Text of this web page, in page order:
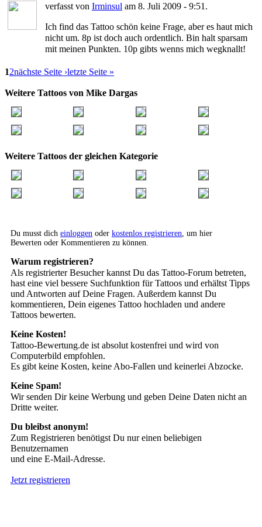
verfasst von Irminsul am 8. Juli 2009 - 9:51.
Ich find das Tattoo schön keine Frage, aber es haut mich
nicht um. 8p ist doch auch ordentlich. Bin halt sparsam
mit meinen Punkten. 10p gibts wenns mich wegknallt!
12nächste Seite ›letzte Seite »
Weitere Tattoos von Mike Dargas
Weitere Tattoos der gleichen Kategorie
Du musst dich einloggen oder kostenlos registrieren , um hier
Bewerten oder Kommentieren zu können.
Warum registrieren?
Als registrierter Besucher kannst Du das Tattoo-Forum betreten,
hast eine viel bessere Suchfunktion für Tattoos und erhältst Tipps
und Antworten auf Deine Fragen. Außerdem kannst Du
kommentieren, Dein eigenes Tattoo hochladen und andere
Tattoos bewerten.
Keine Kosten!
Tattoo-Bewertung.de ist absolut kostenfrei und wird von
Computerbild empfohlen.
Es gibt keine Kosten, keine Abo-Fallen und keinerlei Abzocke.
Keine Spam!
Wir senden Dir keine Werbung und geben Deine Daten nicht an
Dritte weiter.
Du bleibst anonym!
Zum Registrieren benötigst Du nur einen beliebigen
Benutzernamen
und eine E-Mail-Adresse.
Jetzt registrieren